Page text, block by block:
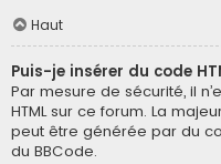
Haut
Puis-je insérer du code
Par mesure de sécurité, il
HTML sur ce forum. La
peut être générée par du
du BBCode.